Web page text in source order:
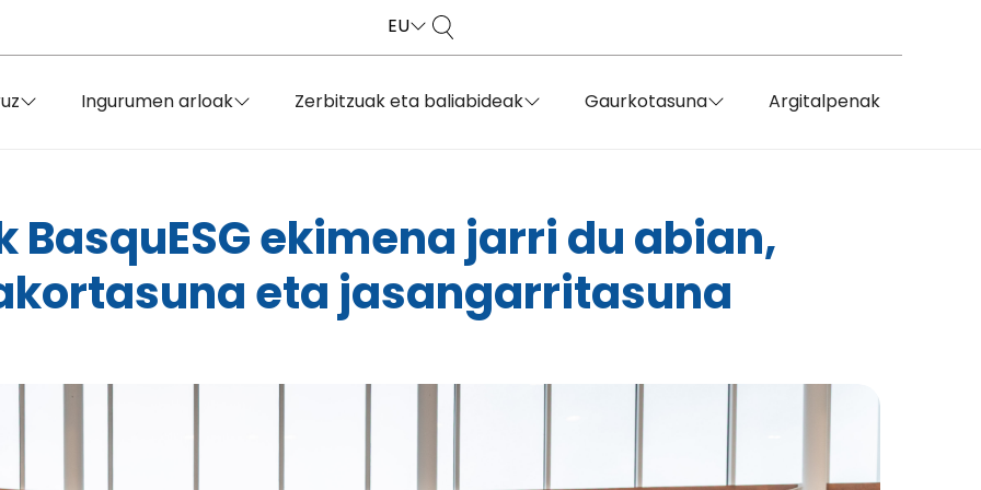
EU
Ingurumen arloak Zerbitzuak eta baliabideak Gaurkotasuna Argitalpenak
BasquESG ekimena jarri du abian,
eta jasangarritasuna